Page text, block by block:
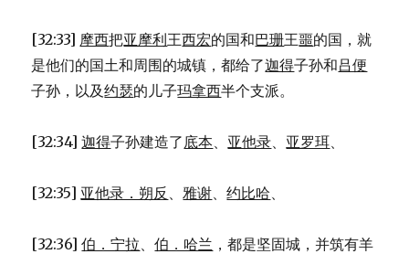
[32:33] 摩西把亚摩利王西宏的国和巴珊王噩的国，就
是他们的国土和周围的城镇，都给了迦得子孙和吕便
子孙，以及约瑟的儿子玛拿西半个支派。
[32:34]迦得子孙建造了底本、 亚他录、 亚罗珥、
[32:35] 亚他录．朔反 、雅谢、约比哈、
[32:36]伯．宁拉、伯．哈兰 ，都是坚固城，并筑有羊